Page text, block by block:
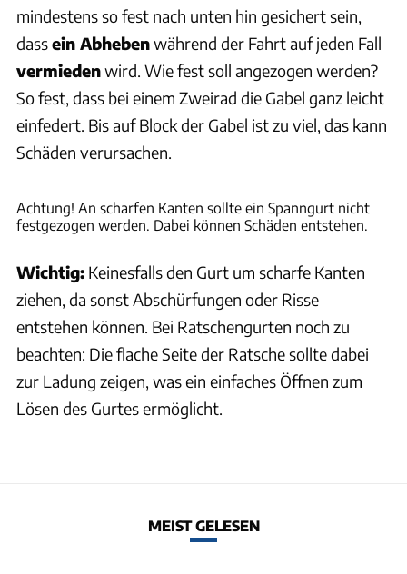
mindestens so fest nach unten hin gesichert sein,
dassein Abhebenwährend der Fahrt auf jeden Fall
vermiedenwird. Wie fest soll angezogen werden?
So fest, dass bei einem Zweirad die Gabel ganz leicht
einfedert. Bis auf Block der Gabel ist zu viel, das kann
Schäden verursachen.
Achtung! An scharfen Kanten sollte ein Spanngurt nicht
festgezogen werden. Dabei können Schäden entstehen.
Wichtig: Keinesfalls den Gurt um scharfe Kanten
ziehen, da sonst Abschürfungen oder Risse
entstehen können. Bei Ratschengurten noch zu
beachten: Die flache Seite der Ratsche sollte dabei
zur Ladung zeigen, was ein einfaches Öffnen zum
Lösen des Gurtes ermöglicht.
MEIST GELESEN